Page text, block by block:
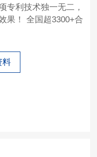
专利技术独一无二，
果！ 全国超3300+合
料